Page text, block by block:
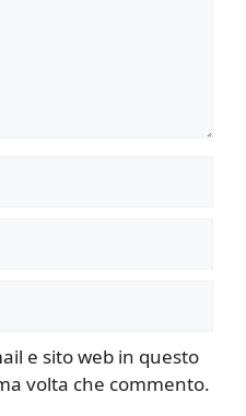
e sito web in questo
volta che commento.